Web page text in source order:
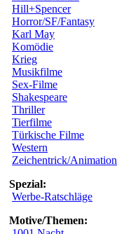
Hill+Spencer
Horror/SF/Fantasy
Karl May
Komödie
Krieg
Musikfilme
Sex-Filme
Shakespeare
Thriller
Tierfilme
Türkische Filme
Western
Zeichentrick/Animation
Spezial:
Werbe-Ratschläge
Motive/Themen: